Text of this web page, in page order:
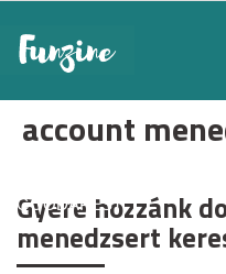
account
GOODAPEST
Gyere hozzánk
menedzsert